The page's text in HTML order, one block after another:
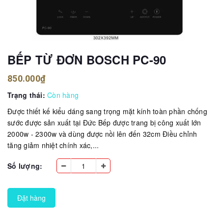
BẾP TỪ ĐƠN BOSCH PC-90
850.000₫
Trạng thái: Còn hàng
Được thiết kế kiểu dáng sang trọng mặt kính toàn phần chống
sước được sản xuất tại Đức Bếp được trang bị công xuất lớn
2000w - 2300w và dùng được nồi lên đến 32cm Điều chỉnh
tăng giảm nhiệt chính xác,...
Số lượng:
Đặt hàng